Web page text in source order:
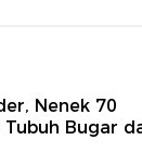
Nenek 70
Tubuh Bugar